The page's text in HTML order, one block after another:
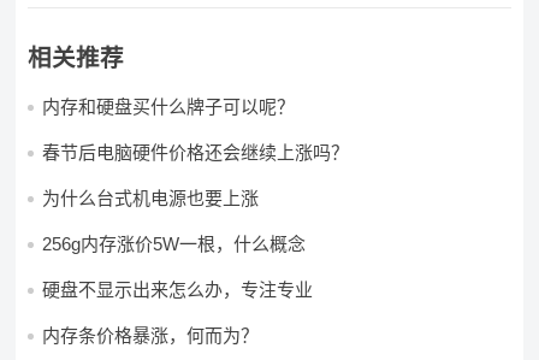
相关推荐
内存和硬盘买什么牌子可以呢？
春节后电脑硬件价格还会继续上涨吗？
为什么台式机电源也要上涨
256g内存涨价5W一根，什么概念
硬盘不显示出来怎么办，专注专业
内存条价格暴涨，何而为？